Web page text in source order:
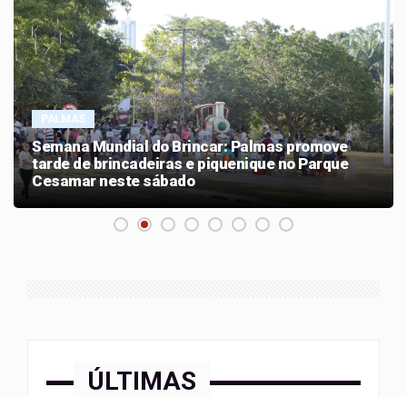
PALMAS
Semana Mundial do Brincar: Palmas promove
tarde de brincadeiras e piquenique no Parque
Cesamar neste sábado
ÚLTIMAS